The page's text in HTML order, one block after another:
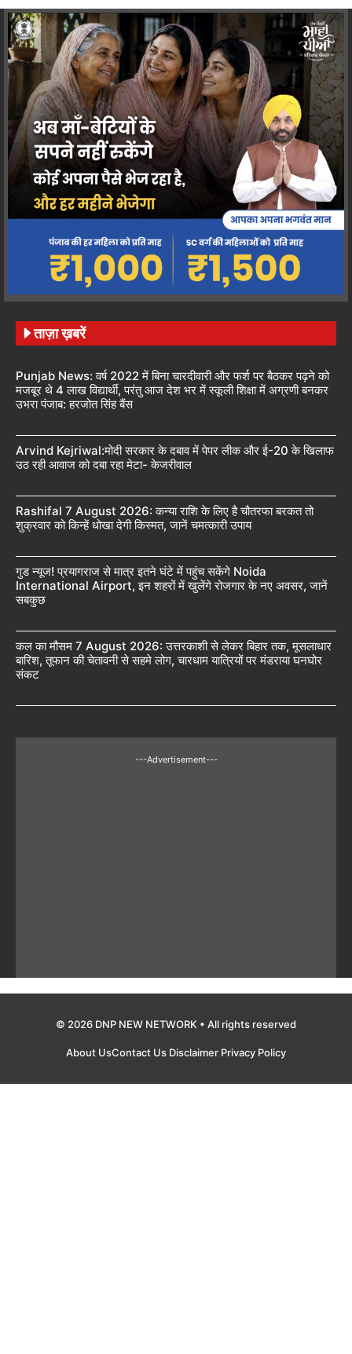
ताज़ा ख़बरें
Punjab News: वर्ष 2022 में बिना चारदीवारी और फर्श पर बैठकर पढ़ने को
मजबूर थे 4 लाख विद्यार्थी, परंतु आज देश भर में स्कूली शिक्षा में अग्रणी बनकर
उभरा पंजाब: हरजोत सिंह बैंस
Arvind Kejriwal:मोदी सरकार के दबाव में पेपर लीक और ई-20 के खिलाफ
उठ रही आवाज को दबा रहा मेटा- केजरीवाल
Rashifal 7 August 2026: कन्या राशि के लिए है चौतरफा बरकत तो
शुक्रवार को किन्हें धोखा देगी किस्मत, जानें चमत्कारी उपाय
गुड न्यूज! प्रयागराज से मात्र इतने घंटे में पहुंच सकेंगे Noida
International Airport, इन शहरों में खुलेंगे रोजगार के नए अवसर, जानें
सबकुछ
कल का मौसम 7 August 2026: उत्तरकाशी से लेकर बिहार तक, मूसलाधार
बारिश, तूफान की चेतावनी से सहमे लोग, चारधाम यात्रियों पर मंडराया घनघोर
संकट
---Advertisement---
© 2026 DNP NEW NETWORK • All rights reserved
About UsContact Us Disclaimer Privacy Policy